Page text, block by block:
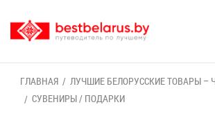
ГЛАВ­НАЯ
ЛУЧ­ШИЕ БЕ­ЛО­РУС­СКИЕ ТО­ВА­РЫ –
СУ­ВЕ­НИ­РЫ / ПО­ДАР­КИ